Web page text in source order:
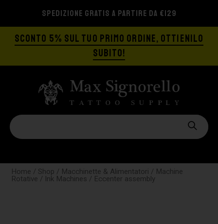
SPEDIZIONE GRATIS A PARTIRE DA €129
SCONTO 5% SUL TUO PRIMO ORDINE, OTTIENILO
SUBITO!
Home / Shop / Macchinette & Alimentatori / Machine
Rotative / Ink Machines / Eccenter assembly